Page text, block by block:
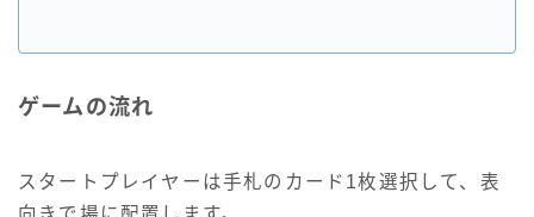
ゲームの流れ
スタートプレイヤーは手札のカード1枚選択して、表